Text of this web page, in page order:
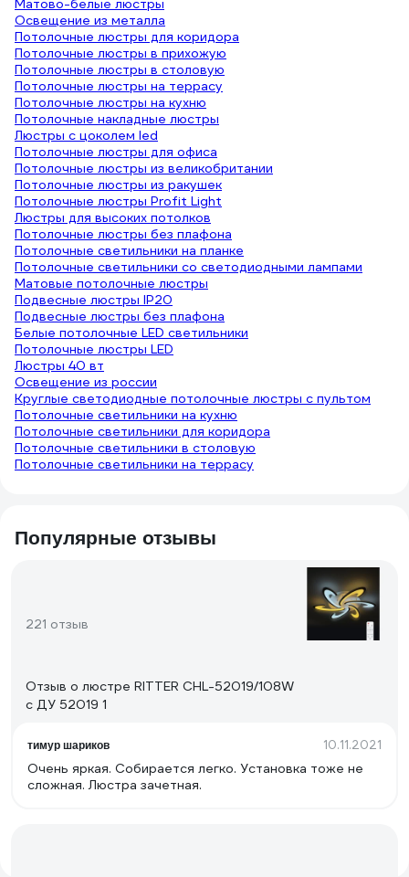
Матово-белые люстры
Освещение из металла
Потолочные люстры для коридора
Потолочные люстры в прихожую
Потолочные люстры в столовую
Потолочные люстры на террасу
Потолочные люстры на кухню
Потолочные накладные люстры
Люстры с цоколем led
Потолочные люстры для офиса
Потолочные люстры из великобритании
Потолочные люстры из ракушек
Потолочные люстры Profit Light
Люстры для высоких потолков
Потолочные люстры без плафона
Потолочные светильники на планке
Потолочные светильники со светодиодными лампами
Матовые потолочные люстры
Подвесные люстры IP20
Подвесные люстры без плафона
Белые потолочные LED светильники
Потолочные люстры LED
Люстры 40 вт
Освещение из россии
Круглые светодиодные потолочные люстры с пультом
Потолочные светильники на кухню
Потолочные светильники для коридора
Потолочные светильники в столовую
Потолочные светильники на террасу
Популярные отзывы
221 отзыв
Отзыв о люстре RITTER CHL-52019/108W
с ДУ 52019 1
тимур шариков 10.11.2021
Очень яркая. Собирается легко. Установка тоже не
сложная. Люстра зачетная.